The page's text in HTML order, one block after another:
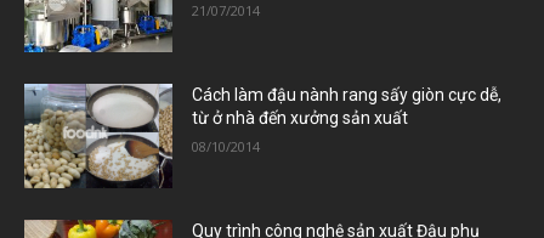
21/07/2014
Cách làm đậu nành rang sấy giòn cực dễ,
từ ở nhà đến xưởng sản xuất
08/10/2014
Quy trình công nghệ sản xuất Đậu phụ